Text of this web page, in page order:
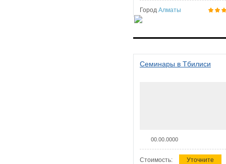
Город Алматы
Семинары в Тбилиси
00.00.0000
Стоимость: Уточните